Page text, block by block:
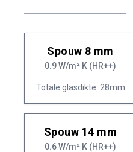
Spouw 8 mm
0.9 W/m² K (HR++)
Totale glasdikte: 28mm
Spouw 14 mm
0.6 W/m² K (HR++)